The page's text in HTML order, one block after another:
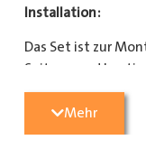
Installation:
Das Set ist zur
Seitenwand
Mit diesem
Mehr